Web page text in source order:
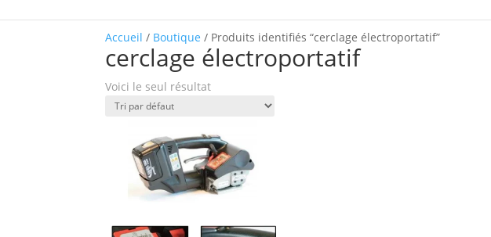
Accueil / Boutique / Produits identifiés “cerclage électroportatif”
cerclage électroportatif
Voici le seul résultat